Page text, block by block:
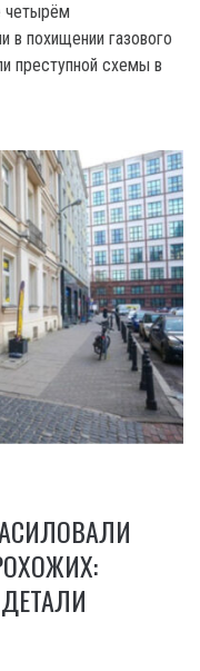
четырём
в похищении газового
преступной схемы в